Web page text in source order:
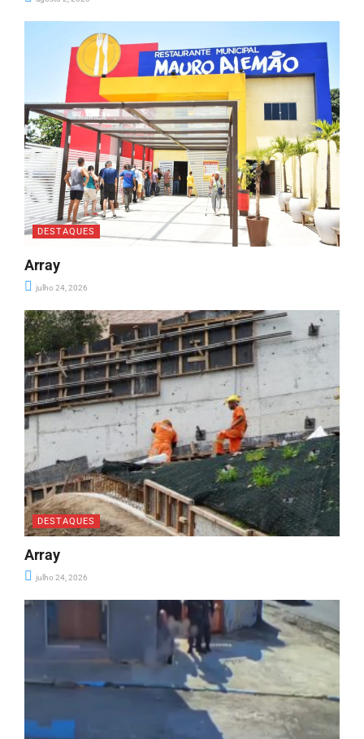
DESTAQUES
Array
julho 24, 2026
DESTAQUES
Array
julho 24, 2026